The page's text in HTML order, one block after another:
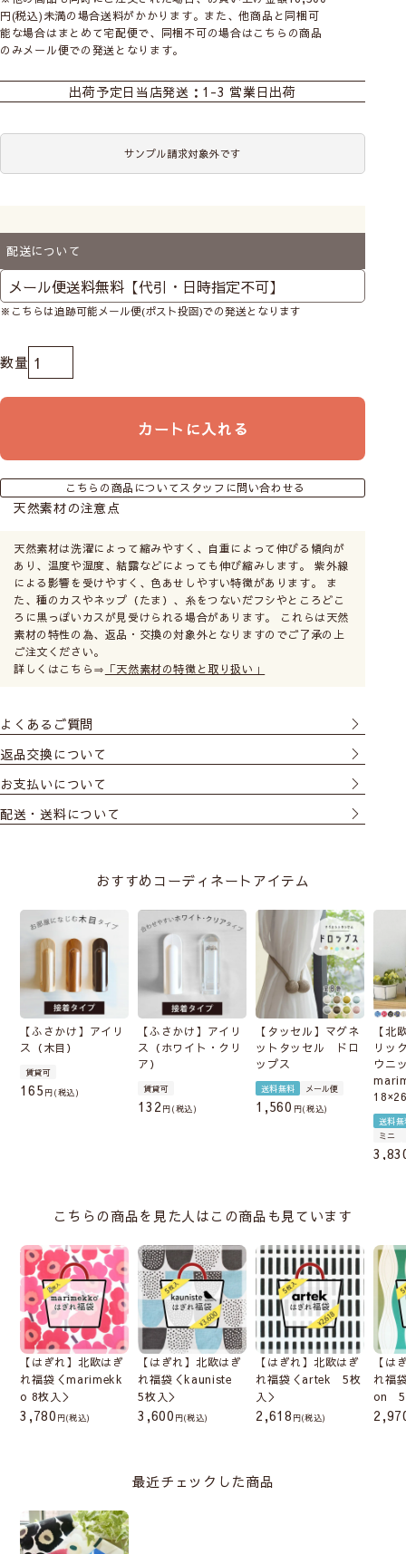
ランド発のテキスタイルブランド。流行に左右さ
marimekkoの商品をすべて見る
円(税込)未満の場合送料がかかります。また、他商品と同梱可
能な場合はまとめて宅配便で、同梱不可の場合はこちらの商品
のみメール便での発送となります。
シェード幕体 ロールスクリーン カフェA
カフェB のれん マルチクロス
カット生地
ハーフサイズ
送料無料 メール便
2,480 税込
出荷予定日 当店発送：1-3 営業日出荷
サンプル請求対象外です
配送について
※こちらは追跡可能メール便(ポスト投函)での発送となります
カートに入れる
こちらの商品についてスタッフに問い合わせる
天然素材の注意点
天然素材は洗濯によって縮みやすく、自重によって伸びる傾向が
あり、温度や湿度、結露などによっても伸び縮みします。 紫外線
による影響を受けやすく、色あせしやすい特徴があります。 ま
た、種のカスやネップ（たま）、糸をつないだフシやところどこ
ろに黒っぽいカスが見受けられる場合があります。 これらは天然
素材の特性の為、返品・交換の対象外となりますのでご了承の上
ご注文ください。
詳しくはこちら⇒ 「天然素材の特徴と取り扱い」
よくあるご質問
返品交換について
お支払いについて
配送・送料について
おすすめコーディネートアイテム
【ふさかけ】アイリ
ス（木目）
賃貸可
165 税込
【ふさかけ】アイリ
ス（ホワイト・クリ
ア）
賃貸可
132 税込
【タッセル】マグネ
ットタッセル ドロ
ップス
送料無料 メール便
1,560 税込
【北
リッ
ウニ
送料無
ミニ
こちらの商品を見た人はこの商品も見ています
【はぎれ】北欧はぎ
れ福袋＜marimekk
o 8枚入＞
3,780 (税込)
【はぎれ】北欧はぎ
れ福袋＜kauniste
5枚入＞
3,600 (税込)
【はぎれ】北欧はぎ
れ福袋＜artek 5枚
入＞
2,618 (税込)
【は
れ福
on 5
最近チェックした商品